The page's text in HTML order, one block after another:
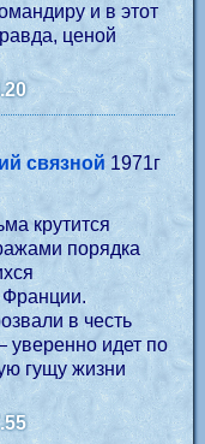
и в этот
ценой
связной 1971г
крутится
порядка
Франции.
в честь
уверенно идет по
гущу жизни